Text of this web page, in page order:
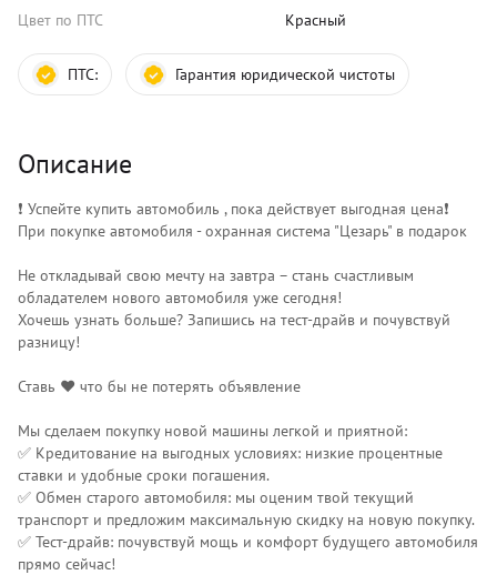
Цвет по ПТС
Красный
ПТС: Гарантия юридической чистоты
Описание
❗️ Успейте купить автомобиль , пока действует выгодная цена❗️
При покупке автомобиля - охранная система "Цезарь" в подарок
Не откладывай свою мечту на завтра – стань счастливым
обладателем нового автомобиля уже сегодня!
Хочешь узнать больше? Запишись на тест-драйв и почувствуй
разницу!
Ставь ❤️ что бы не потерять объявление
Мы сделаем покупку новой машины легкой и приятной:
✅ Кредитование на выгодных условиях: низкие процентные
ставки и удобные сроки погашения.
✅ Обмен старого автомобиля: мы оценим твой текущий
транспорт и предложим максимальную скидку на новую покупку.
✅ Тест-драйв: почувствуй мощь и комфорт будущего автомобиля
прямо сейчас!